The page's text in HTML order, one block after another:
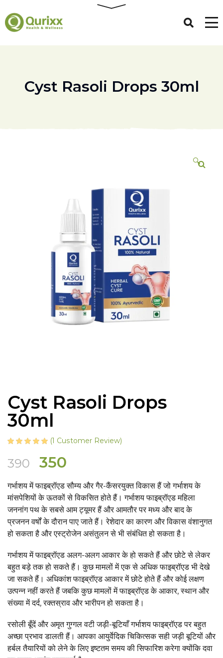
Cyst Rasoli Drops 30ml
🔍
Cyst Rasoli Drops
30ml
(1 Customer Review)
390
Original
was:
₹390.
350
is:
₹350.
गर्भाशय में फाइब्रॉएड सौम्य और गैर-कैंसरयुक्त विकास हैं जो गर्भाशय के
मांसपेशियों के ऊतकों से विकसित होते हैं। गर्भाशय फाइब्रॉएड महिला
जननांग पथ के सबसे आम ट्यूमर हैं और आमतौर पर मध्य और बाद के
प्रजनन वर्षों के दौरान पाए जाते हैं। रेशेदार का कारण और विकास वंशानुगत
हो सकता है और एस्ट्रोजेन असंतुलन से भी संबंधित हो सकता है।
गर्भाशय में फाइब्रॉएड अलग-अलग आकार के हो सकते हैं और छोटे से लेकर
बहुत बड़े तक हो सकते हैं। कुछ मामलों में एक से अधिक फाइब्रॉएड भी देखे
जा सकते हैं। अधिकांश फाइब्रॉएड आकार में छोटे होते हैं और कोई लक्षण
उत्पन्न नहीं करते हैं जबकि कुछ मामलों में फाइब्रॉएड के आकार, स्थान और
संख्या में दर्द, रक्तस्राव और भारीपन हो सकता है।
रसोली बूँदें और अमृत गुग्गल वटी जड़ी-बूटियाँ गर्भाशय फाइब्रॉएड पर बहुत
अच्छा प्रभाव डालती हैं। आपका आयुर्वेदिक चिकित्सक सही जड़ी बूटियों और
हर्बल तैयारियों को लेने के लिए इष्टतम समय की सिफारिश करेगा क्योंकि दवा